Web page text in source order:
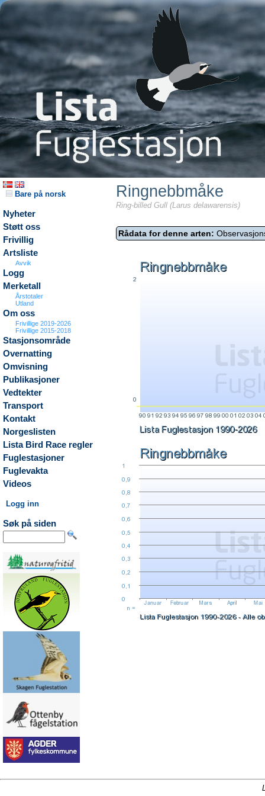
Bare på norsk
Nyheter
Støtt oss
Frivillig
Artsliste
Avvik
Logg
Merketall
Årstotaler
Utland
Om oss
Frivillige 2019-2026
Frivillige 2015-2018
Stasjonsområde
Overnatting
Omvisning
Publikasjoner
Vedtekter
Transport
Kontakt
Norgeslisten
Lista Bird Race regler
Fuglestasjoner
Fuglevakta
Videos
Logg inn
Søk på siden
Ringnebbmåke
Ring-billed Gull (Larus delawarensis)
Rådata for denne arten: